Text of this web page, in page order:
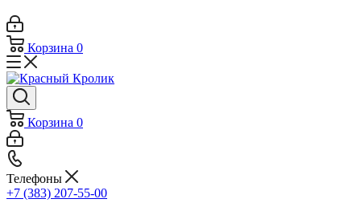
Корзина 0
Корзина 0
Телефоны
+7 (383) 207-55-00